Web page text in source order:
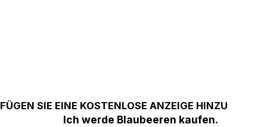
FÜGEN SIE EINE KOSTENLOSE ANZEIGE HINZU
Ich werde Blaubeeren kaufen.